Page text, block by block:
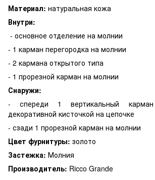
Материал: натуральная кожа
Внутри:
- основное отделение на молнии
- 1 карман перегородка на молнии
- 2 кармана открытого типа
- 1 прорезной карман на молнии
Снаружи:
- спереди 1 вертикальный
декоративной кисточкой на цепочке
- сзади 1 прорезной карман на молнии
Цвет фурнитуры: золото
Застежка: Молния
Производитель: Ricco Grande